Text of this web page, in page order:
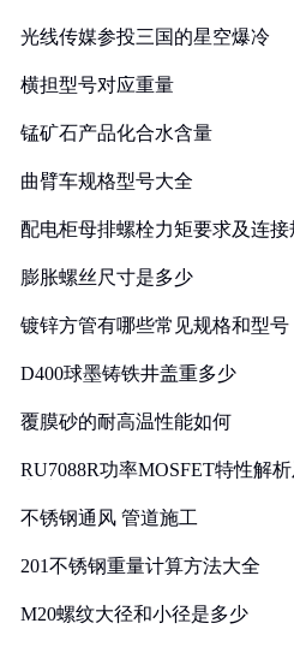
光线传媒参投三国的星空爆冷
横担型号对应重量
锰矿石产品化合水含量
曲臂车规格型号大全
配电柜母排螺栓力矩要求及连接
膨胀螺丝尺寸是多少
镀锌方管有哪些常见规格和型号
D400球墨铸铁井盖重多少
覆膜砂的耐高温性能如何
RU7088R功率MOSFET特性解
不锈钢通风 管道施工
201不锈钢重量计算方法大全
M20螺纹大径和小径是多少